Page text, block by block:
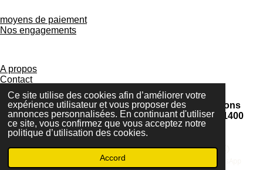
Ce site utilise des cookies afin d’améliorer votre
expérience utilisateur et vous proposer des
annonces personnalisées. En continuant d'utiliser
ce site, vous confirmez que vous acceptez notre
politique d’utilisation des cookies.
Accord
moyens de paiement
Nos engagements
A propos
Contact
© Ohana bougies — Créations artisanales et émotions
parfumées– BE1023.306.349 – Rue Saint-André 2, 1400
Nivelles – ohanabougies@gmail.com.
Téléphone